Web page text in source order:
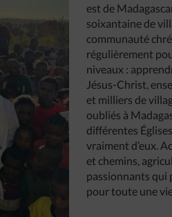
est de
soixantaine de
communauté
régulièrement
niveaux :
Jésus-Christ,
et milliers de
oubliés à
différentes
vraiment d’eux.
et chemins,
passionnants qui
pour toute une